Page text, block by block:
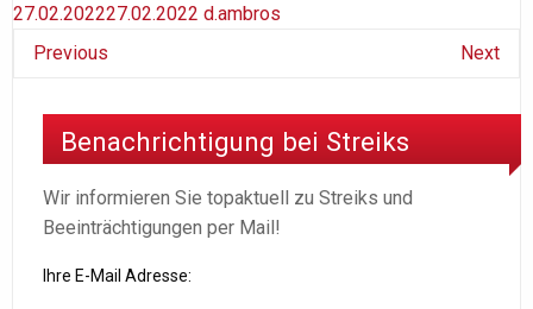
27.02.202227.02.2022 d.ambros
Previous
Next
Benachrichtigung bei Streiks
Wir informieren Sie topaktuell zu Streiks und
Beeinträchtigungen per Mail!
Ihre E-Mail Adresse: